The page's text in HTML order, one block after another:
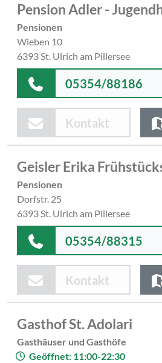
Pension Adler -
Pensionen
Wieben 10
6393 St. Ulrich am Pillersee
05354/88186
Kontakt
Geisler Erika
Pensionen
Dorfstr. 25
6393 St. Ulrich am Pillersee
05354/88315
Kontakt
Gasthof St. Adolari
Gasthäuser und Gasthöfe
Geöffnet: 11:00-22:30